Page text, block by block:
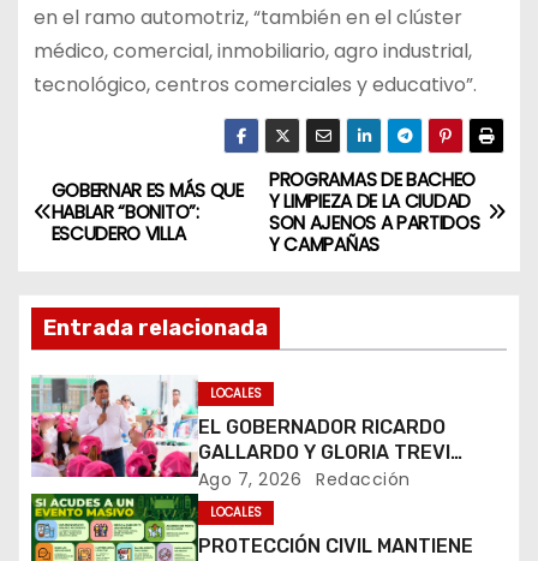
en el ramo automotriz, “también en el clúster
médico, comercial, inmobiliario, agro industrial,
tecnológico, centros comerciales y educativo”.
N
a
e
g
a
c
i
PROGRAMAS DE BACHEO
Y LIMPIEZA DE LA CIUDAD
SON AJENOS A PARTIDOS
Y CAMPAÑAS
GOBERNAR ES MÁS QUE
HABLAR “BONITO”:
ESCUDERO VILLA
Entrada relacionada
LOCALES
EL GOBERNADOR RICARDO
GALLARDO Y GLORIA TREVI
LLEVAN ESPERANZA A LA PILA
Ago 7, 2026 Redacción
LOCALES
PROTECCIÓN CIVIL MANTIENE